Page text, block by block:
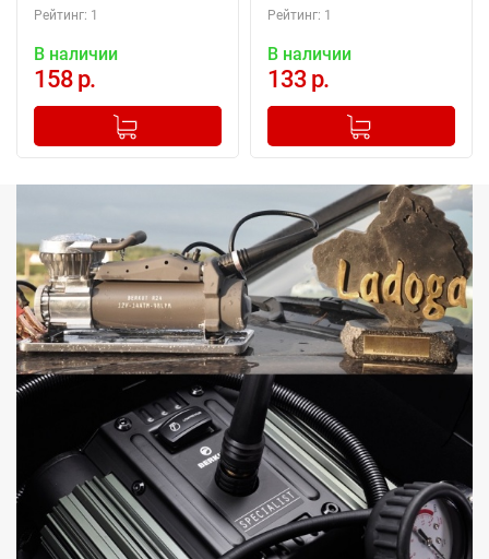
Рейтинг: 1
В наличии
158 р.
+
Добавлено в корзину
Рейтинг: 1
В наличии
133 р.
+
Добавлено в корзину